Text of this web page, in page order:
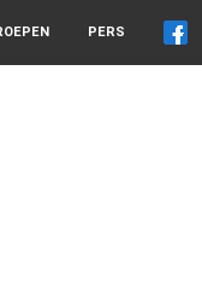
PERS